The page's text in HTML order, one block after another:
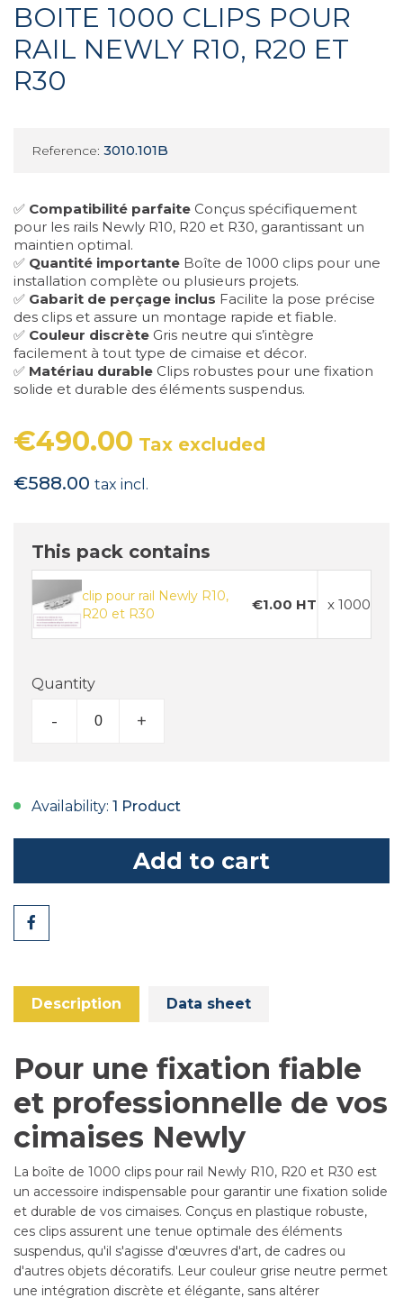
BOITE 1000 CLIPS POUR
RAIL NEWLY R10, R20 ET
R30
Reference: 3010.101B
✅ Compatibilité parfaite Conçus spécifiquement
pour les rails Newly R10, R20 et R30, garantissant un
maintien optimal.
✅ Quantité importante Boîte de 1000 clips pour une
installation complète ou plusieurs projets.
✅ Gabarit de perçage inclus Facilite la pose précise
des clips et assure un montage rapide et fiable.
✅ Couleur discrète Gris neutre qui s’intègre
facilement à tout type de cimaise et décor.
✅ Matériau durable Clips robustes pour une fixation
solide et durable des éléments suspendus.
€490.00 Tax excluded
€588.00 tax incl.
This pack contains
clip pour rail Newly R10,
R20 et R30
€1.00 HT x 1000
Quantity
- +
Availability: 1 Product
Add to cart
Share
Description Data sheet
Pour une fixation fiable
et professionnelle de vos
cimaises Newly
La boîte de 1000 clips pour rail Newly R10, R20 et R30 est
un accessoire indispensable pour garantir une fixation solide
et durable de vos cimaises. Conçus en plastique robuste,
ces clips assurent une tenue optimale des éléments
suspendus, qu'il s'agisse d'œuvres d'art, de cadres ou
d'autres objets décoratifs. Leur couleur grise neutre permet
une intégration discrète et élégante, sans altérer